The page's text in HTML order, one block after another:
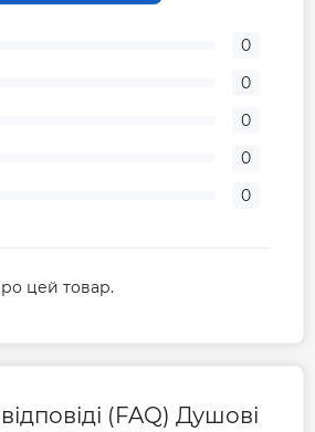
0
0
0
0
0
цей товар.
(FAQ) Душові